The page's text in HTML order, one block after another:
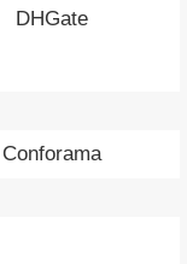
DHGate
Conforama